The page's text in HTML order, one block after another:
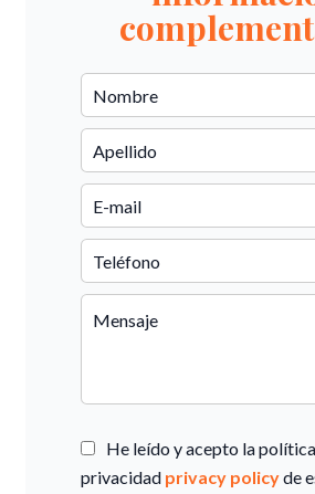
He leído y acepto la
privacidad privacy policyde